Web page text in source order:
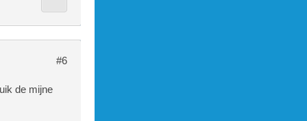
#6
de mijne